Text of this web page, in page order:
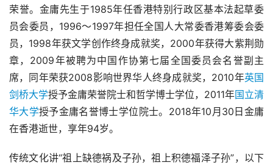
荣誉。金庸先生于1985年任香港特别行政区基本法起草委
员会委员，1996～1997年担任全国人大常委香港筹委会委
员，1998年获文学创作终身成就奖，2000年获得大紫荆勋
章，2009年被聘为中国作协第七届全国委员会名誉副主
席，同年荣获2008影响世界华人终身成就奖，2010年英国
剑桥大学授予金庸荣誉院士和哲学博士学位，2011年国立清
华大学授予金庸名誉博士学位院士。2018年10月30日金庸
在香港逝世，享年94岁。
传统文化讲“祖上缺德祸及子孙，祖上积德福泽子孙”，以下